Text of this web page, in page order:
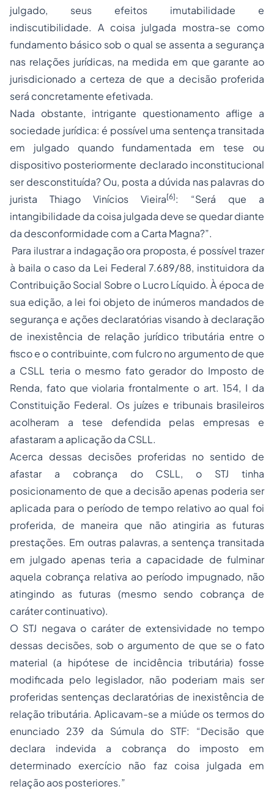
julgado, seus efeitos imutabilidade e
indiscutibilidade. A coisa julgada mostra-se como
fundamento básico sob o qual se assenta a segurança
nas relações jurídicas, na medida em que garante ao
jurisdicionado a certeza de que a decisão proferida
será concretamente efetivada.
Nada obstante, intrigante questionamento aflige a
sociedade jurídica: é possível uma sentença transitada
em julgado quando fundamentada em tese ou
dispositivo posteriormente declarado inconstitucional
ser desconstituída? Ou, posta a dúvida nas palavras do
jurista Thiago Vinícios Vieira[6]: “Será que a
intangibilidade da coisa julgada deve se quedar diante
da desconformidade com a Carta Magna?”.
Para ilustrar a indagação ora proposta, é possível trazer
à baila o caso da Lei Federal 7.689/88, instituidora da
Contribuição Social Sobre o Lucro Líquido. À época de
sua edição, a lei foi objeto de inúmeros mandados de
segurança e ações declaratórias visando à declaração
de inexistência de relação jurídico tributária entre o
fisco e o contribuinte, com fulcro no argumento de que
a CSLL teria o mesmo fato gerador do Imposto de
Renda, fato que violaria frontalmente o art. 154, I da
Constituição Federal. Os juízes e tribunais brasileiros
acolheram a tese defendida pelas empresas e
afastaram a aplicação da CSLL.
Acerca dessas decisões proferidas no sentido de
afastar a cobrança do CSLL, o STJ tinha
posicionamento de que a decisão apenas poderia ser
aplicada para o período de tempo relativo ao qual foi
proferida, de maneira que não atingiria as futuras
prestações. Em outras palavras, a sentença transitada
em julgado apenas teria a capacidade de fulminar
aquela cobrança relativa ao período impugnado, não
atingindo as futuras (mesmo sendo cobrança de
caráter continuativo).
O STJ negava o caráter de extensividade no tempo
dessas decisões, sob o argumento de que se o fato
material (a hipótese de incidência tributária) fosse
modificada pelo legislador, não poderiam mais ser
proferidas sentenças declaratórias de inexistência de
relação tributária. Aplicavam-se a miúde os termos do
enunciado 239 da Súmula do STF: “Decisão que
declara indevida a cobrança do imposto em
determinado exercício não faz coisa julgada em
relação aos posteriores.”